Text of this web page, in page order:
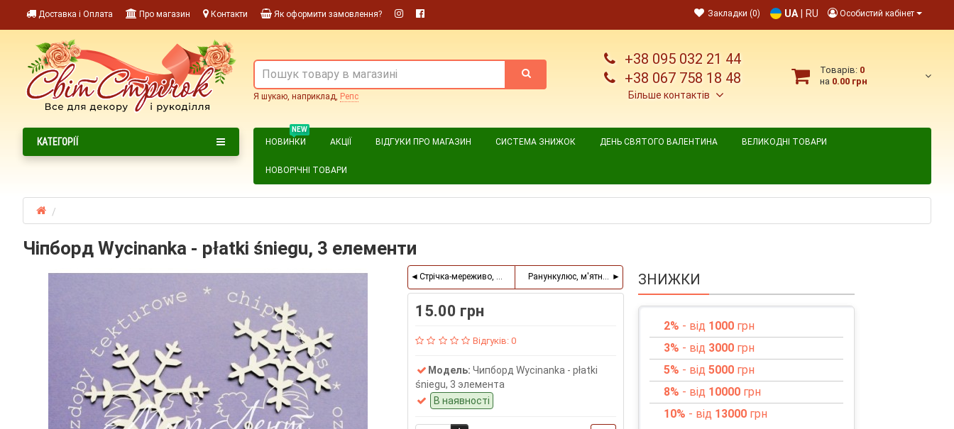
Доставка і Оплата Про магазин Контакти Як оформити замовлення? Особистий кабінет
UA RU
Закладки (0)
+38 095 032 21 44
+38 067 758 18 48
Більше контактів
Товарів: 0
на 0.00 грн
Я шукаю, наприклад, Репс
NEW
НОВИНКИ АКЦІЇ ВІДГУКИ ПРО МАГАЗИН СИСТЕМА ЗНИЖОК ДЕНЬ СВЯТОГО ВАЛЕНТИНА ВЕЛИКОДНІ ТОВАРИ
НОВОРІЧНІ ТОВАРИ
КАТЕГОРІЇ
Чіпборд Wycinanka - płatki śniegu, 3 елементи
Стрічка-мереживо, 2 см, малиновийРанункулюс, м'ятний, пучок 6 шт.
15.00 грн
Відгуків: 0
Модель: Чипборд Wycinanka - płatki
śniegu, 3 элемента
В наявності
ЗНИЖКИ
2% - від 1000грн
3% - від 3000грн
5% - від 5000грн
8% - від 10000грн
10% - від 13000грн